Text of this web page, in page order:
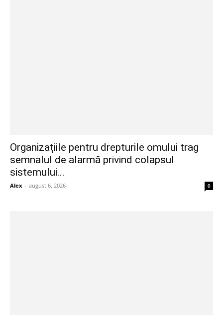
Organizațiile pentru drepturile omului trag
semnalul de alarmă privind colapsul
sistemului...
Alex - august 6, 2026 0